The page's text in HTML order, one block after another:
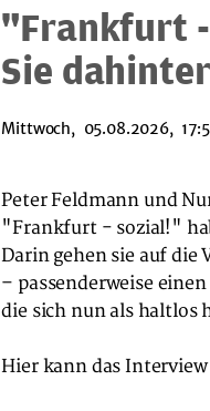
"Frankfurt
Sie
Mittwoch, 05.08.2026,
Peter Feldmann und
"Frankfurt - sozial!"
Darin gehen sie auf die
– passenderweise
die sich nun als haltlos
Hier kann das